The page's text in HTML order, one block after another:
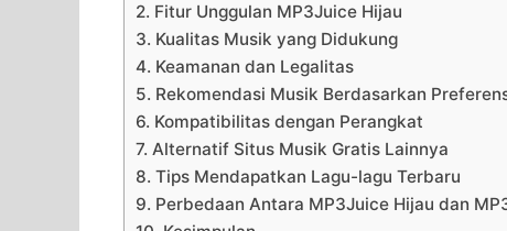
2. Fitur Unggulan MP3Juice Hijau
3. Kualitas Musik yang Didukung
4. Keamanan dan Legalitas
5. Rekomendasi Musik Berdasarkan
6. Kompatibilitas dengan Perangkat
7. Alternatif Situs Musik Gratis Lainnya
8. Tips Mendapatkan Lagu-lagu Terbaru
9. Perbedaan Antara MP3Juice Hijau dan